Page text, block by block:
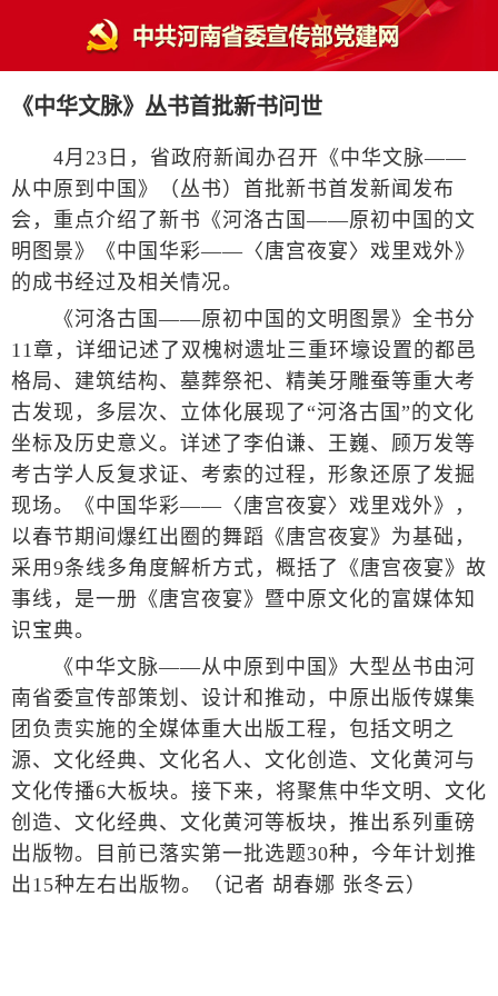
《中华文脉》丛书首批新书问世
4月23日，省政府新闻办召开《中华文脉——
从中原到中国》（丛书）首批新书首发新闻发布
会，重点介绍了新书《河洛古国——原初中国的文
明图景》《中国华彩——〈唐宫夜宴〉戏里戏外》
的成书经过及相关情况。
《河洛古国——原初中国的文明图景》全书分
11章，详细记述了双槐树遗址三重环壕设置的都邑
格局、建筑结构、墓葬祭祀、精美牙雕蚕等重大考
古发现，多层次、立体化展现了“河洛古国”的文化
坐标及历史意义。详述了李伯谦、王巍、顾万发等
考古学人反复求证、考索的过程，形象还原了发掘
现场。《中国华彩——〈唐宫夜宴〉戏里戏外》，
以春节期间爆红出圈的舞蹈《唐宫夜宴》为基础，
采用9条线多角度解析方式，概括了《唐宫夜宴》故
事线，是一册《唐宫夜宴》暨中原文化的富媒体知
识宝典。
《中华文脉——从中原到中国》大型丛书由河
南省委宣传部策划、设计和推动，中原出版传媒集
团负责实施的全媒体重大出版工程，包括文明之
源、文化经典、文化名人、文化创造、文化黄河与
文化传播6大板块。接下来，将聚焦中华文明、文化
创造、文化经典、文化黄河等板块，推出系列重磅
出版物。目前已落实第一批选题30种，今年计划推
出15种左右出版物。（记者 胡春娜 张冬云）